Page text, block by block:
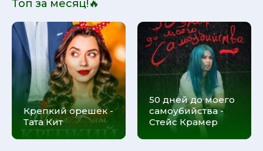
Топ за месяц!🔥
Крепкий орешек -
Тата Кит
50 дней до моего
самоубийства -
Стейс Крамер